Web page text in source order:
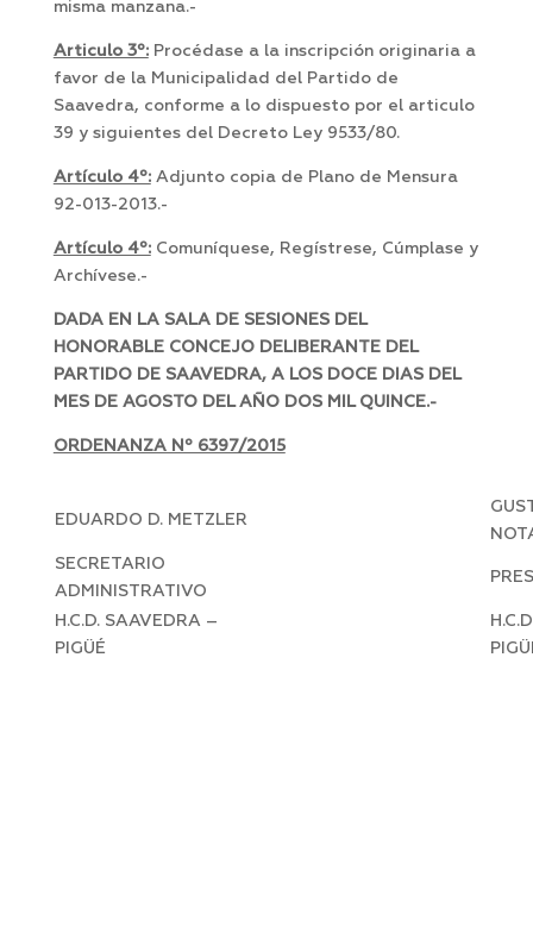
misma manzana.-
Articulo 3º:Procédase a la inscripción originaria a
favor de la Municipalidad del Partido de
Saavedra, conforme a lo dispuesto por el articulo
39 y siguientes del Decreto Ley 9533/80.
Artículo 4º:Adjunto copia de Plano de Mensura
92-013-2013.-
Artículo 4º:Comuníquese, Regístrese, Cúmplase y
Archívese.-
DADA EN LA SALA DE SESIONES DEL
HONORABLE CONCEJO DELIBERANTE DEL
PARTIDO DE SAAVEDRA, A LOS DOCE DIAS DEL
MES DE AGOSTO DEL AÑO DOS MIL QUINCE.-
ORDENANZA Nº 6397/2015
EDUARDO D. METZLER
SECRETARIO
ADMINISTRATIVO
H.C.D. SAAVEDRA –
PIGÜÉ